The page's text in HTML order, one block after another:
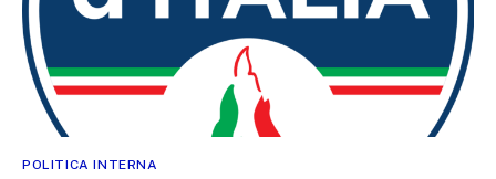
POLITICA INTERNA